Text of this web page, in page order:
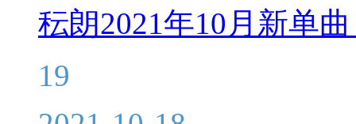
秐朗2021年10月新单
19